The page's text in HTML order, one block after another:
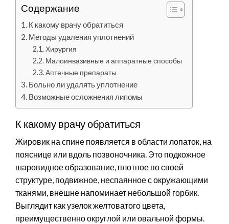
Содержание
К какому врачу обратиться
Методы удаления уплотнений
Хирургия
Малоинвазивные и аппаратные способы
Аптечные препараты
Больно ли удалять уплотнение
Возможные осложнения липомы
К какому врачу обратиться
Жировик на спине появляется в области лопаток, на
пояснице или вдоль позвоночника. Это подкожное
шаровидное образование, плотное по своей
структуре, подвижное, неспаянное с окружающими
тканями, внешне напоминает небольшой горбик.
Выглядит как узелок желтоватого цвета,
преимущественно округлой или овальной формы.